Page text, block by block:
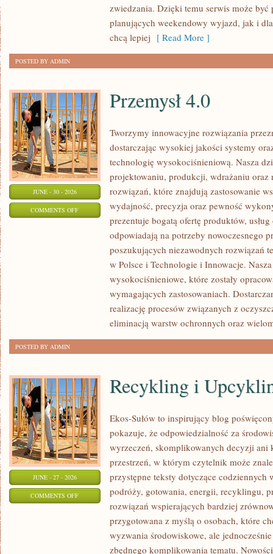
zwiedzania. Dzięki temu serwis może
planujących weekendowy wyjazd, jak i
chcą lepiej [ Read More ]
POSTED BY ADMIN
JUNE - 30 - 2026
COMMENTS OFFON
PRZEMYSŁ
Przemysł 4.0
Tworzymy innowacyjne rozwiązania
dostarczając wysokiej jakości systemy
technologię wysokociśnieniową. Nasza
projektowaniu, produkcji, wdrażaniu oraz
rozwiązań, które znajdują zastosowanie
wydajność, precyzja oraz pewność
prezentuje bogatą ofertę produktów,
odpowiadają na potrzeby nowoczesnego
poszukujących niezawodnych rozwiązań
w Polsce i Technologie i Innowacje.
wysokociśnieniowe, które zostały
wymagających zastosowaniach.
realizację procesów związanych z
eliminacją warstw ochronnych oraz
POSTED BY ADMIN
JUNE - 27 - 2026
COMMENTS OFFON
RECYKLING
UPCYKLING
Recykling i
Ekos-Sułów to inspirujący blog
pokazuje, że odpowiedzialność za
wyrzeczeń, skomplikowanych decyzji ani
przestrzeń, w którym czytelnik może
przystępne teksty dotyczące
podróży, gotowania, energii, recyklingu,
rozwiązań wspierających bardziej
przygotowana z myślą o osobach, które
wyzwania środowiskowe, ale
zbędnego komplikowania tematu.